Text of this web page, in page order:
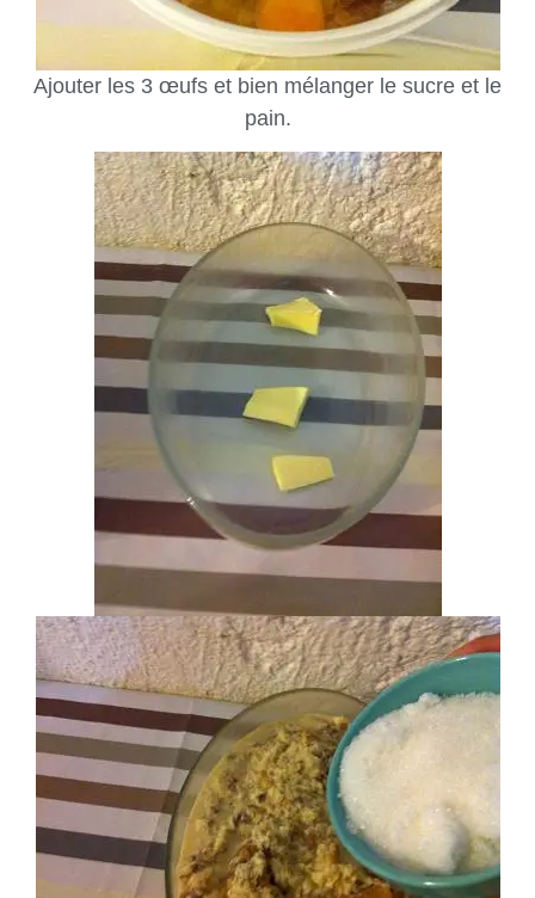
Ajouter les 3 œufs et bien mélanger le sucre et le
pain.